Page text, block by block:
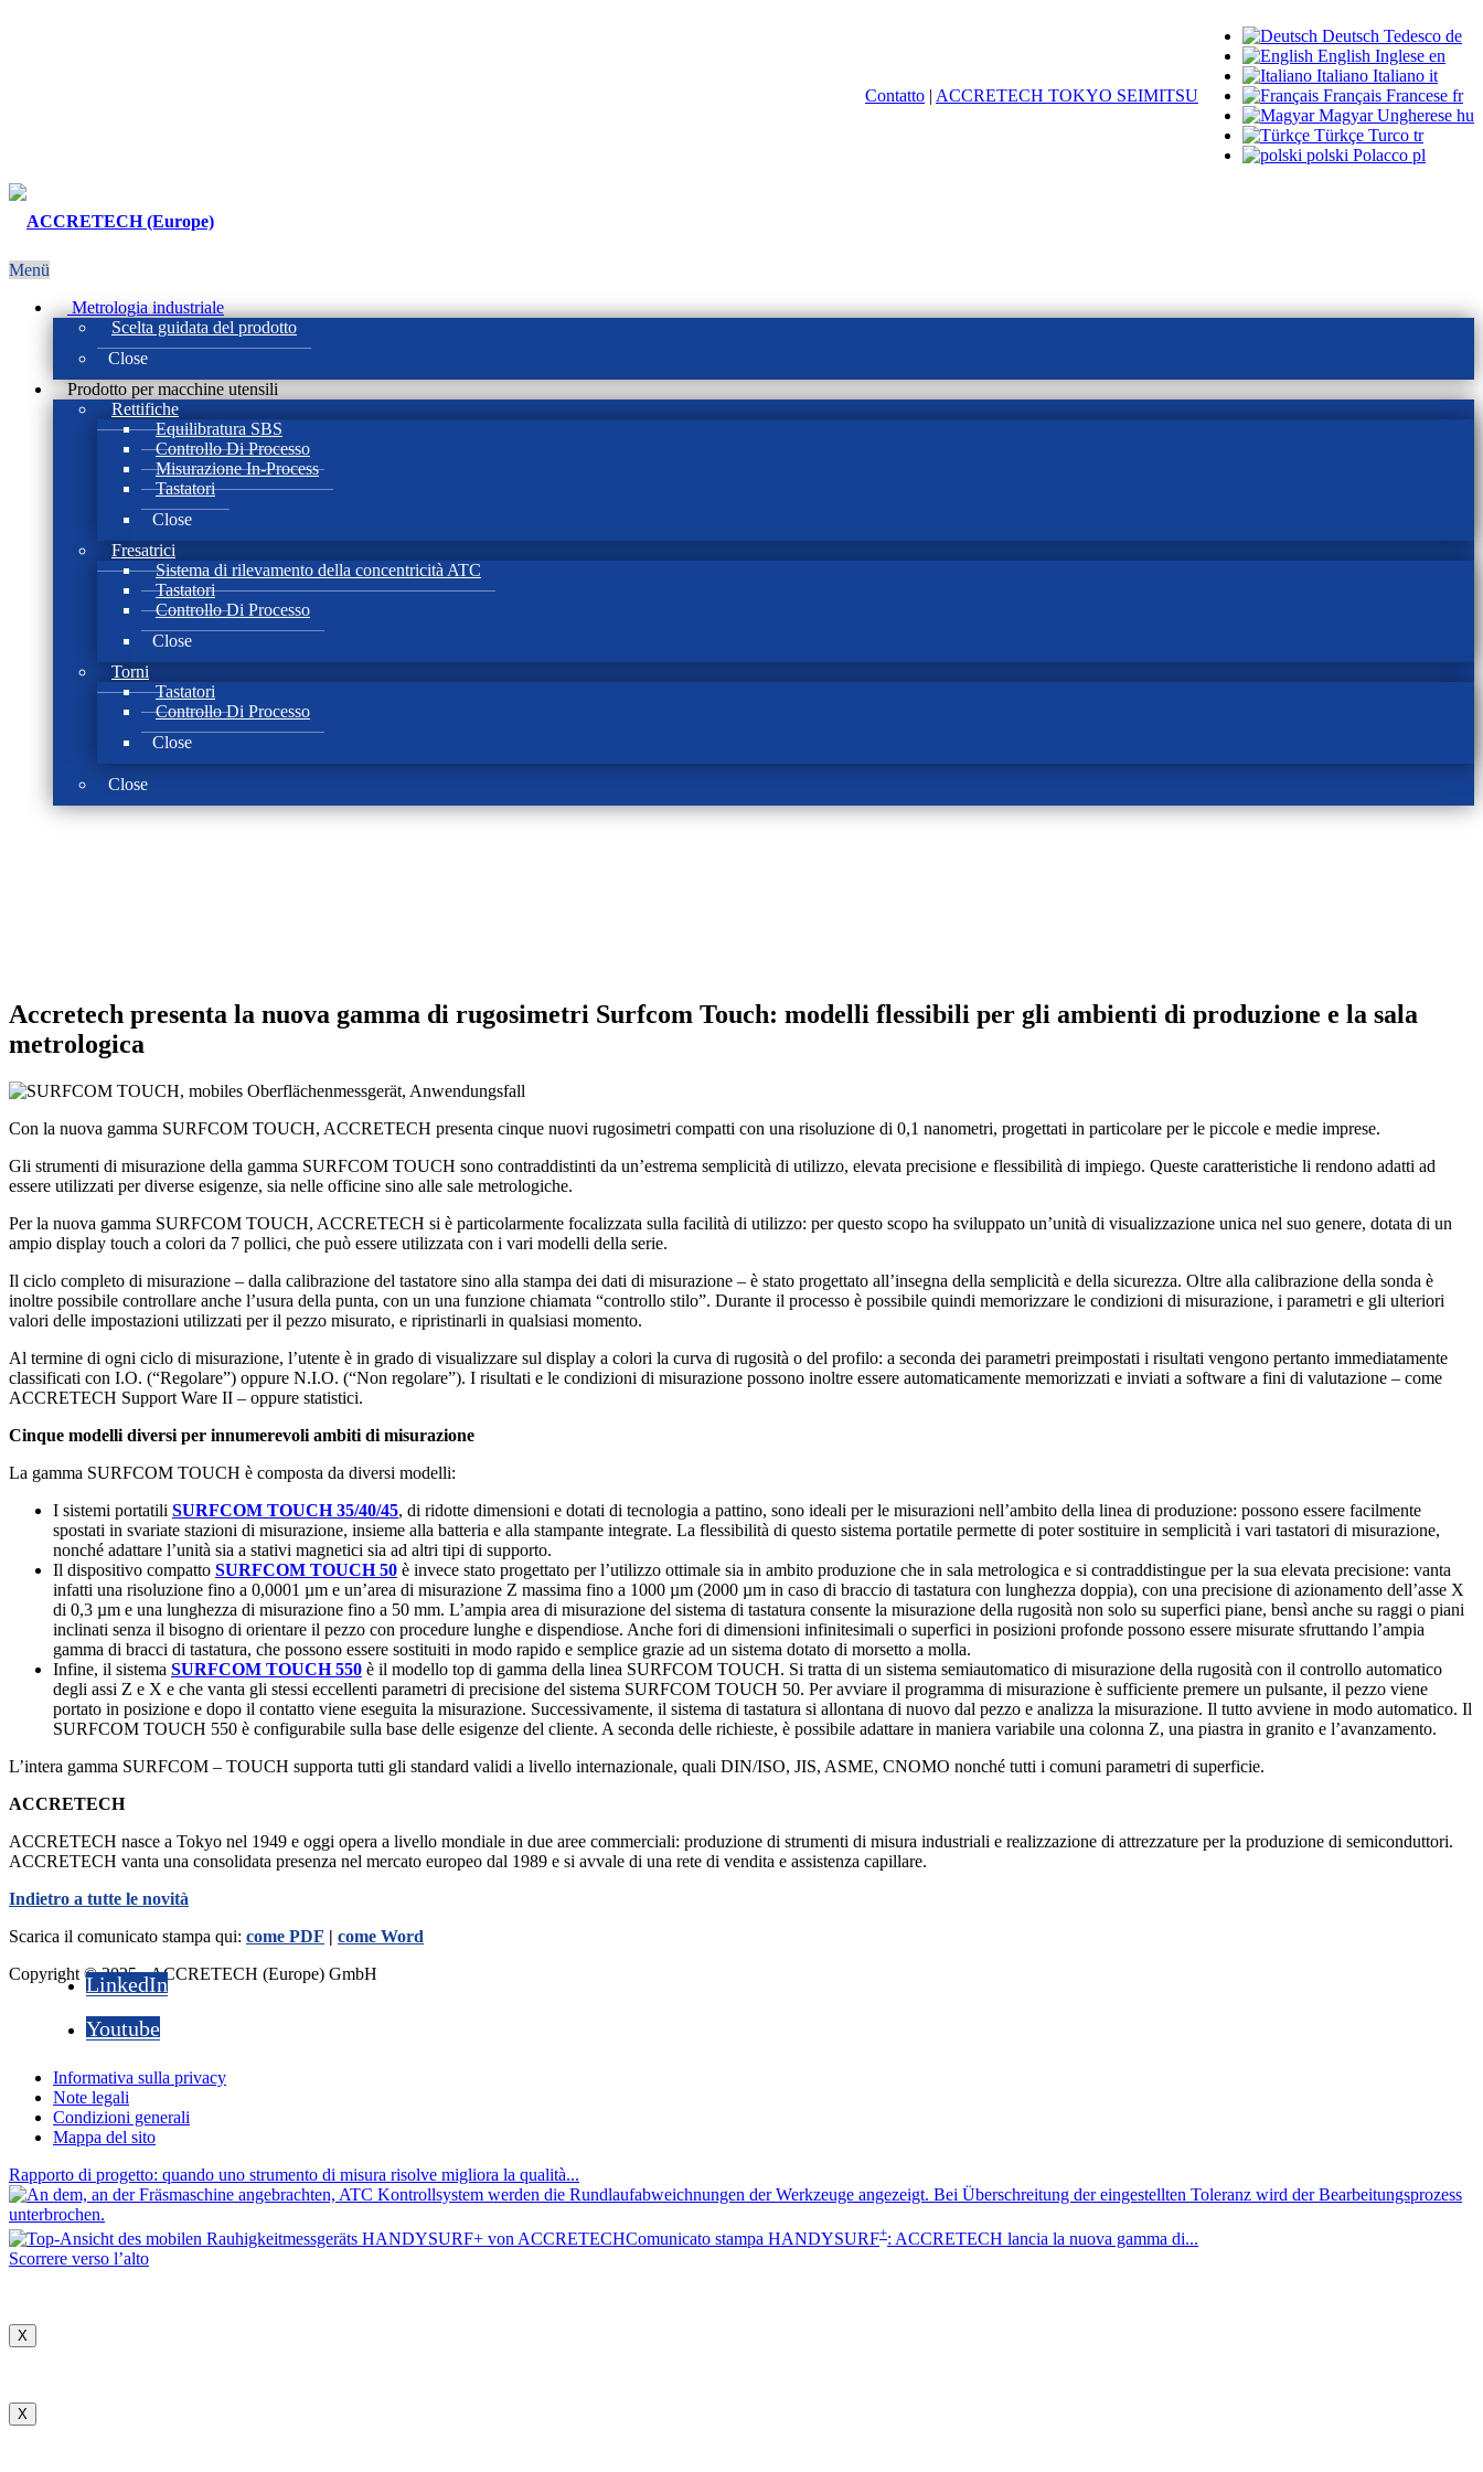
Deutsch Tedesco de
English Inglese en
Italiano Italiano it
Français Francese fr
Magyar Ungherese hu
Türkçe Turco tr
polski Polacco pl
Contatto | ACCRETECH TOKYO SEIMITSU
Menü
Metrologia industriale
Scelta guidata del prodotto
Close
Prodotto per macchine utensili
Rettifiche
Equilibratura SBS
Controllo Di Processo
Misurazione In-Process
Tastatori
Close
Fresatrici
Sistema di rilevamento della concentricità ATC
Tastatori
Controllo Di Processo
Close
Torni
Tastatori
Controllo Di Processo
Close
Close
Accretech presenta la nuova gamma di rugosimetri Surfcom Touch: modelli flessibili per gli ambienti di produzione e la sala
metrologica
Con la nuova gamma SURFCOM TOUCH, ACCRETECH presenta cinque nuovi rugosimetri compatti con una risoluzione di 0,1 nanometri, progettati in particolare per le piccole e medie imprese.
Gli strumenti di misurazione della gamma SURFCOM TOUCH sono contraddistinti da un’estrema semplicità di utilizzo, elevata precisione e flessibilità di impiego. Queste caratteristiche li rendono adatti ad
essere utilizzati per diverse esigenze, sia nelle officine sino alle sale metrologiche.
Per la nuova gamma SURFCOM TOUCH, ACCRETECH si è particolarmente focalizzata sulla facilità di utilizzo: per questo scopo ha sviluppato un’unità di visualizzazione unica nel suo genere, dotata di un
ampio display touch a colori da 7 pollici, che può essere utilizzata con i vari modelli della serie.
Il ciclo completo di misurazione – dalla calibrazione del tastatore sino alla stampa dei dati di misurazione – è stato progettato all’insegna della semplicità e della sicurezza. Oltre alla calibrazione della sonda è
inoltre possibile controllare anche l’usura della punta, con un una funzione chiamata “controllo stilo”. Durante il processo è possibile quindi memorizzare le condizioni di misurazione, i parametri e gli ulteriori
valori delle impostazioni utilizzati per il pezzo misurato, e ripristinarli in qualsiasi momento.
Al termine di ogni ciclo di misurazione, l’utente è in grado di visualizzare sul display a colori la curva di rugosità o del profilo: a seconda dei parametri preimpostati i risultati vengono pertanto immediatamente
classificati con I.O. (“Regolare”) oppure N.I.O. (“Non regolare”). I risultati e le condizioni di misurazione possono inoltre essere automaticamente memorizzati e inviati a software a fini di valutazione – come
ACCRETECH Support Ware II – oppure statistici.
Cinque modelli diversi per innumerevoli ambiti di misurazione
La gamma SURFCOM TOUCH è composta da diversi modelli:
I sistemi portatili SURFCOM TOUCH 35/40/45, di ridotte dimensioni e dotati di tecnologia a pattino, sono ideali per le misurazioni nell’ambito della linea di produzione: possono essere facilmente
spostati in svariate stazioni di misurazione, insieme alla batteria e alla stampante integrate. La flessibilità di questo sistema portatile permette di poter sostituire in semplicità i vari tastatori di misurazione,
nonché adattare l’unità sia a stativi magnetici sia ad altri tipi di supporto.
Il dispositivo compatto SURFCOM TOUCH 50 è invece stato progettato per l’utilizzo ottimale sia in ambito produzione che in sala metrologica e si contraddistingue per la sua elevata precisione: vanta
infatti una risoluzione fino a 0,0001 µm e un’area di misurazione Z massima fino a 1000 µm (2000 µm in caso di braccio di tastatura con lunghezza doppia), con una precisione di azionamento dell’asse X
di 0,3 µm e una lunghezza di misurazione fino a 50 mm. L’ampia area di misurazione del sistema di tastatura consente la misurazione della rugosità non solo su superfici piane, bensì anche su raggi o piani
inclinati senza il bisogno di orientare il pezzo con procedure lunghe e dispendiose. Anche fori di dimensioni infinitesimali o superfici in posizioni profonde possono essere misurate sfruttando l’ampia
gamma di bracci di tastatura, che possono essere sostituiti in modo rapido e semplice grazie ad un sistema dotato di morsetto a molla.
Infine, il sistema SURFCOM TOUCH 550 è il modello top di gamma della linea SURFCOM TOUCH. Si tratta di un sistema semiautomatico di misurazione della rugosità con il controllo automatico
degli assi Z e X e che vanta gli stessi eccellenti parametri di precisione del sistema SURFCOM TOUCH 50. Per avviare il programma di misurazione è sufficiente premere un pulsante, il pezzo viene
portato in posizione e dopo il contatto viene eseguita la misurazione. Successivamente, il sistema di tastatura si allontana di nuovo dal pezzo e analizza la misurazione. Il tutto avviene in modo automatico. Il
SURFCOM TOUCH 550 è configurabile sulla base delle esigenze del cliente. A seconda delle richieste, è possibile adattare in maniera variabile una colonna Z, una piastra in granito e l’avanzamento.
L’intera gamma SURFCOM – TOUCH supporta tutti gli standard validi a livello internazionale, quali DIN/ISO, JIS, ASME, CNOMO nonché tutti i comuni parametri di superficie.
ACCRETECH
ACCRETECH nasce a Tokyo nel 1949 e oggi opera a livello mondiale in due aree commerciali: produzione di strumenti di misura industriali e realizzazione di attrezzature per la produzione di semiconduttori.
ACCRETECH vanta una consolidata presenza nel mercato europeo dal 1989 e si avvale di una rete di vendita e assistenza capillare.
Indietro a tutte le novità
Scarica il comunicato stampa qui: come PDF | come Word
Copyright © 2025 - ACCRETECH (Europe) GmbH
LinkedIn
Youtube
Informativa sulla privacy
Note legali
Condizioni generali
Mappa del sito
Rapporto di progetto: quando uno strumento di misura risolve migliora la qualità...
Comunicato stampa HANDYSURF+: ACCRETECH lancia la nuova gamma di...
Scorrere verso l’alto
X
X